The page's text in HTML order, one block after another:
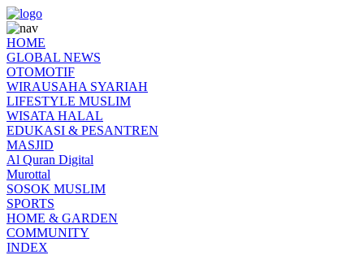
HOME
GLOBAL NEWS
OTOMOTIF
WIRAUSAHA SYARIAH
LIFESTYLE MUSLIM
WISATA HALAL
EDUKASI & PESANTREN
MASJID
Al Quran Digital
Murottal
SOSOK MUSLIM
SPORTS
HOME & GARDEN
COMMUNITY
INDEX